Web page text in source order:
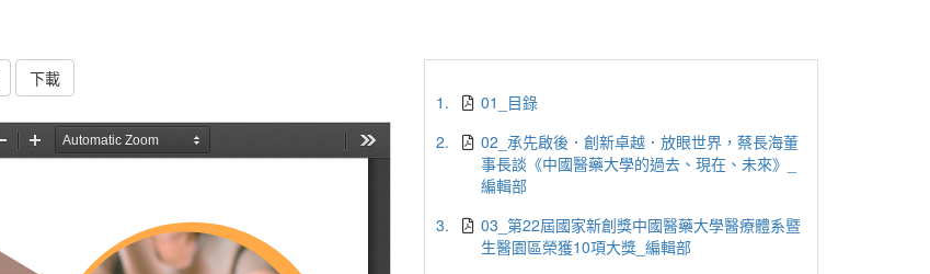
下載
1.
01_目錄
2.
02_承先啟後．創新卓越．放眼世界，蔡長海董
事長談《中國醫藥大學的過去、現在、未來》_
編輯部
3.
03_第22屆國家新創獎中國醫藥大學醫療體系暨
生醫園區榮獲10項大獎_編輯部